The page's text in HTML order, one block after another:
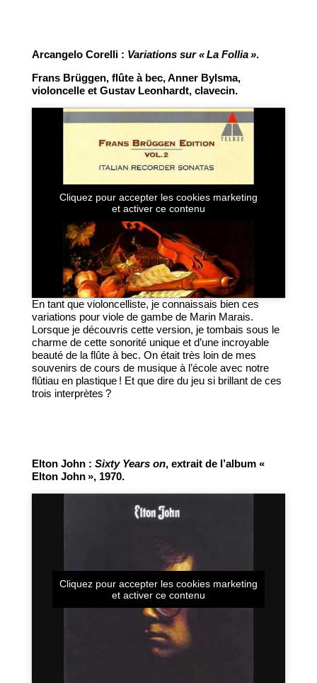
Arcangelo Corelli : Variations sur « La Follia ».
Frans Brüggen, flûte à bec, Anner Bylsma,
violoncelle et Gustav Leonhardt, clavecin.
Cliquez pour accepter les cookies marketing
et activer ce contenu
En tant que violoncelliste, je connaissais bien ces
variations pour viole de gambe de Marin Marais.
Lorsque je découvris cette version, je tombais sous le
charme de cette sonorité unique et d’une incroyable
beauté de la flûte à bec. On était très loin de mes
souvenirs de cours de musique à l’école avec notre
flûtiau en plastique ! Et que dire du jeu si brillant de ces
trois interprètes ?
Elton John : Sixty Years on, extrait de l’album «
Elton John », 1970.
Cliquez pour accepter les cookies marketing
et activer ce contenu